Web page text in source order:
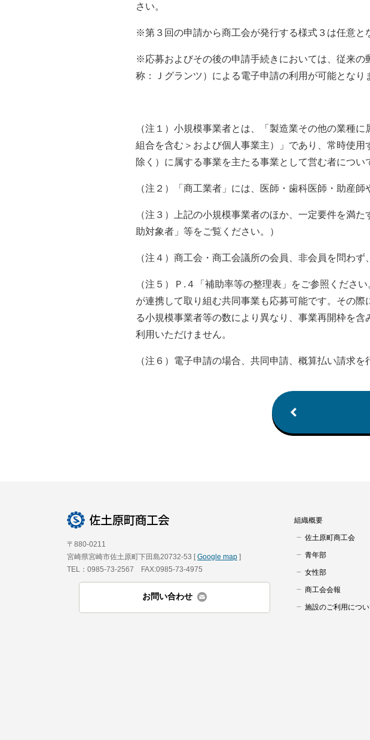
さい。
※第３回の申請から商工会が発行する様式３は任意と
※応募およびその後の申請手続きにおいては、従来
称：Ｊグランツ）による電子申請の利用が可能となり
（注１）小規模事業者とは、「製造業その他の業種
組合を含む＞および個人事業主）」であり、常時使
除く）に属する事業を主たる事業として営む者につい
（注２）「商工業者」には、医師・歯科医師・助産
（注３）上記の小規模事業者のほか、一定要件を満
助対象者」等をご覧ください。）
（注４）商工会・商工会議所の会員、非会員を問わず
（注５）Ｐ . ４「補助率等の整理表」をご参照くださ
が連携して取り組む共同事業も応募可能です。その
る小規模事業者等の数により異なり、事業再開枠を
利用いただけません。
（注６）電子申請の場合、共同申請、概算払い請求を
〒880-0211
宮崎県宮崎市佐土原町下田島20732-53 [Google map ]
TEL：0985-73-2567 FAX:0985-73-4975
お問い合わせ
組織概要
佐土原町商工会
青年部
女性部
商工会会報
施設のご利用につ